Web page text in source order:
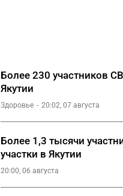
Более 230 участников
Якутии
Здоровье 20:02, 07 августа
Более 1,3 тысячи
участки в Якутии
20:00, 06 августа